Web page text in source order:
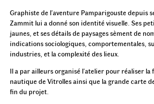
Graphiste de l’aventure Pamparigouste depuis
Zammit lui a donné son identité visuelle. Ses
jaunes, et ses détails de paysages sèment de
indications sociologiques, comportementales,
industries, et la complexité des lieux.
Il a par ailleurs organisé l’atelier pour réaliser la
nautique de Vitrolles ainsi que la grande carte
fin du projet.